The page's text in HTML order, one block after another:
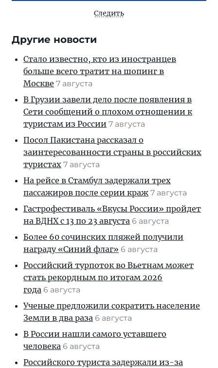
Следить
Другие новости
Стало известно, кто из иностранцев
больше всего тратит на шопинг в
Москве 7 августа
В Грузии завели дело после появления в
Сети сообщений о плохом отношении к
туристам из России 7 августа
Посол Пакистана рассказал о
заинтересованности страны в российских
туристах 7 августа
На рейсе в Стамбул задержали трех
пассажиров после серии краж 7 августа
Гастрофестиваль «Вкусы России» пройдет
на ВДНХ с 13 по 23 августа 6 августа
Более 60 сочинских пляжей получили
награду «Синий флаг» 6 августа
Российский турпоток во Вьетнам может
стать рекордным по итогам 2026
года 6 августа
Ученые предложили сократить население
Земли в два раза 6 августа
В России нашли самого уставшего
человека 6 августа
Российского туриста задержали из-за